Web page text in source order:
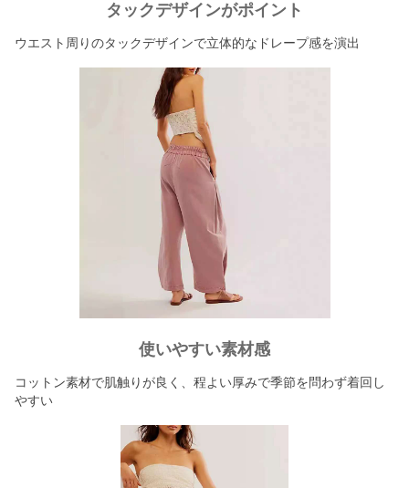
タックデザインがポイント
ウエスト周りのタックデザインで立体的なドレープ感を演出
使いやすい素材感
コットン素材で肌触りが良く、程よい厚みで季節を問わず着回し
やすい